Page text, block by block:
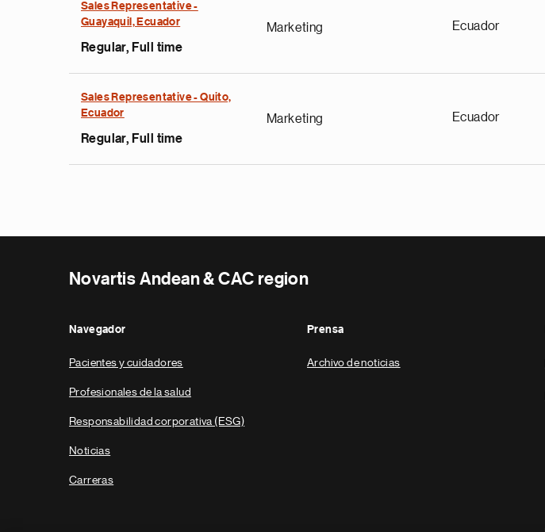
Sales Representative -
Guayaquil, Ecuador
Regular, Full time
Marketing Ecuador
Sales Representative - Quito,
Ecuador
Regular, Full time
Marketing Ecuador
Novartis Andean & CAC region
Navegador
Pacientes y cuidadores
Profesionales de la salud
Responsabilidad corporativa (ESG)
Noticias
Carreras
Prensa
Archivo de noticias